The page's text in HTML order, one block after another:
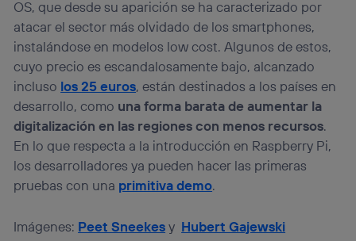
OS, que desde su aparición se ha caracterizado por
atacar el sector más olvidado de los smartphones,
instalándose en modelos low cost. Algunos de estos,
cuyo precio es escandalosamente bajo, alcanzado
incluso los 25 euros, están destinados a los países en
desarrollo, como una forma barata de aumentar la
digitalización en las regiones con menos recursos.
En lo que respecta a la introducción en Raspberry Pi,
los desarrolladores ya pueden hacer las primeras
pruebas con una primitiva demo.
Imágenes: Peet Sneekesy Hubert Gajewski